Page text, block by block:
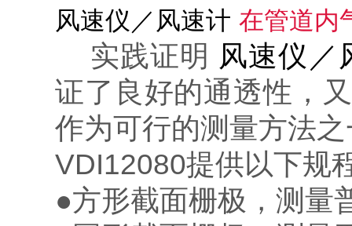
风速仪／风速计 在管道内
实践证明 风速仪／
证了良好的通透性，
作为可行的测量方法
VDI12080提供以下规
●方形截面栅极，测量